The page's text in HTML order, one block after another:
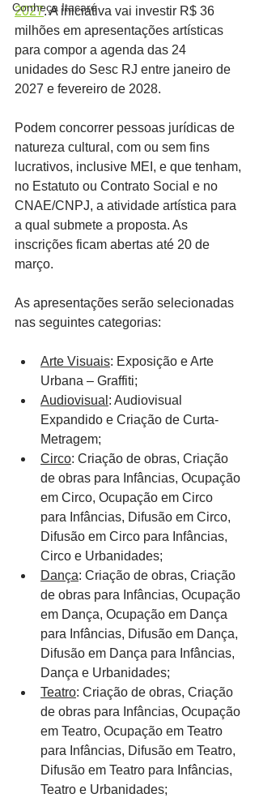
Conheça Itacaré
2027. A iniciativa vai investir R$ 36
milhões em apresentações artísticas
para compor a agenda das 24
unidades do Sesc RJ entre janeiro de
2027 e fevereiro de 2028.
Podem concorrer pessoas jurídicas de
natureza cultural, com ou sem fins
lucrativos, inclusive MEI, e que tenham,
no Estatuto ou Contrato Social e no
CNAE/CNPJ, a atividade artística para
a qual submete a proposta. As
inscrições ficam abertas até 20 de
março.
As apresentações serão selecionadas
nas seguintes categorias:
Arte Visuais: Exposição e Arte
Urbana – Graffiti;
Audiovisual : Audiovisual
Expandido e Criação de Curta-
Metragem;
Circo: Criação de obras, Criação
de obras para Infâncias, Ocupação
em Circo, Ocupação em Circo
para Infâncias, Difusão em Circo,
Difusão em Circo para Infâncias,
Circo e Urbanidades;
Dança: Criação de obras, Criação
de obras para Infâncias, Ocupação
em Dança, Ocupação em Dança
para Infâncias, Difusão em Dança,
Difusão em Dança para Infâncias,
Dança e Urbanidades;
Teatro: Criação de obras, Criação
de obras para Infâncias, Ocupação
em Teatro, Ocupação em Teatro
para Infâncias, Difusão em Teatro,
Difusão em Teatro para Infâncias,
Teatro e Urbanidades;